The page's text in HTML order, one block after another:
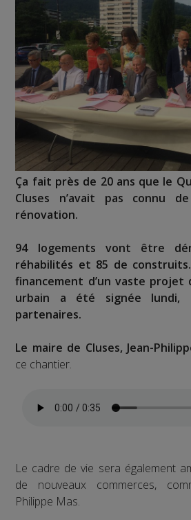
Ça fait près de 20 ans que le
Cluses n’avait pas connu
rénovation.
94 logements vont être
réhabilités et 85 de
financement d’un vaste projet
urbain a été signée lundi,
partenaires.
Le maire de Cluses, Jean-
ce chantier.
Le cadre de vie sera également
de nouveaux commerces,
Philippe Mas.